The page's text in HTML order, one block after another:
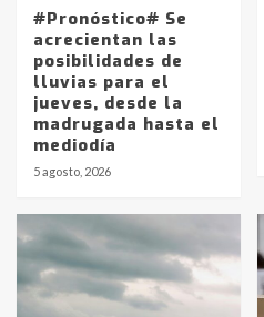
#Pronóstico# Se
acrecientan las
posibilidades de
lluvias para el
jueves, desde la
madrugada hasta el
mediodía
5 agosto, 2026
3
pampeanos
en la mañana